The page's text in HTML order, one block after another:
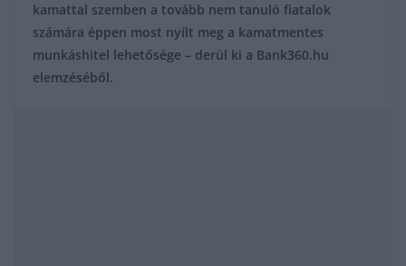
kamattal szemben a tovább nem tanuló fiatalok
számára éppen most nyílt meg a kamatmentes
munkáshitel lehetősége – derül ki a Bank360.hu
elemzéséből.